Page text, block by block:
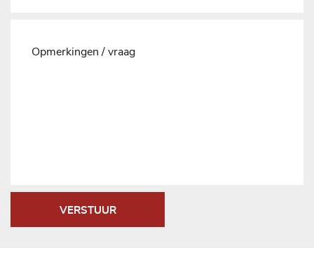
VERSTUUR